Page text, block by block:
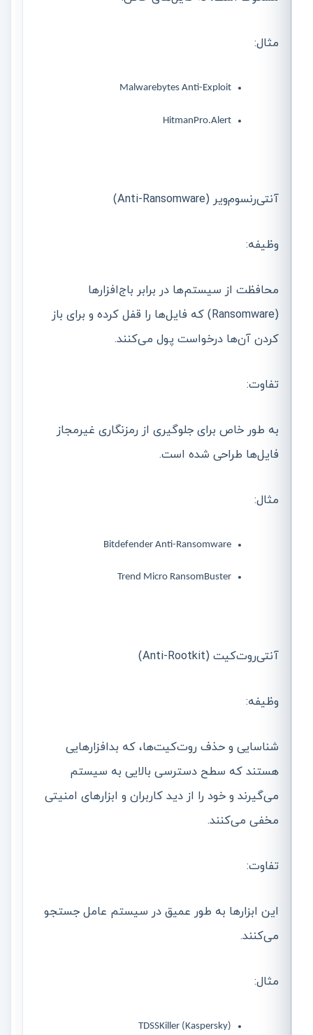
مثال:
Malwarebytes Anti-Exploit
HitmanPro.Alert
آنتی‌رنسوم‌ویر (Anti-Ransomware)
وظیفه:
محافظت از سیستم‌ها در برابر باج‌افزارها
(Ransomware) که فایل‌ها را قفل کرده و برای باز
کردن آن‌ها درخواست پول می‌کنند.
تفاوت:
به طور خاص برای جلوگیری از رمزنگاری غیرمجاز
فایل‌ها طراحی شده است.
مثال:
Bitdefender Anti-Ransomware
Trend Micro RansomBuster
آنتی‌روت‌کیت (Anti-Rootkit)
وظیفه:
شناسایی و حذف روت‌کیت‌ها، که بدافزارهایی
هستند که سطح دسترسی بالایی به سیستم
می‌گیرند و خود را از دید کاربران و ابزارهای امنیتی
مخفی می‌کنند.
تفاوت:
این ابزارها به طور عمیق در سیستم عامل جستجو
می‌کنند.
مثال:
TDSSKiller (Kaspersky)